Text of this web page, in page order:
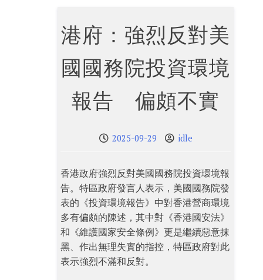
港府：強烈反對美
國國務院投資環境
報告 偏頗不實
2025-09-29 idle
香港政府強烈反對美國國務院投資環境報
告。特區政府發言人表示，美國國務院發
表的《投資環境報告》中對香港營商環境
多有偏頗的陳述，其中對《香港國安法》
和《維護國家安全條例》更是繼續惡意抹
黑、作出無理失實的指控，特區政府對此
表示強烈不滿和反對。